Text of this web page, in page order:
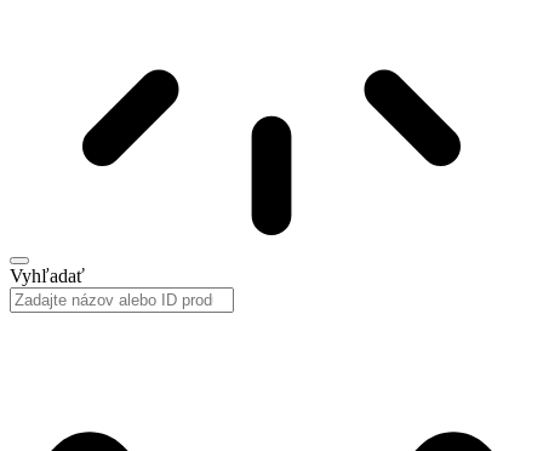
Vyhľadať